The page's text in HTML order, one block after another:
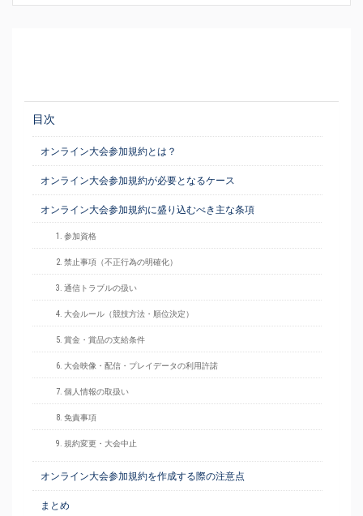
目次
オンライン大会参加規約とは？
オンライン大会参加規約が必要となるケース
オンライン大会参加規約に盛り込むべき主な条項
1. 参加資格
2. 禁止事項（不正行為の明確化）
3. 通信トラブルの扱い
4. 大会ルール（競技方法・順位決定）
5. 賞金・賞品の支給条件
6. 大会映像・配信・プレイデータの利用許諾
7. 個人情報の取扱い
8. 免責事項
9. 規約変更・大会中止
オンライン大会参加規約を作成する際の注意点
まとめ